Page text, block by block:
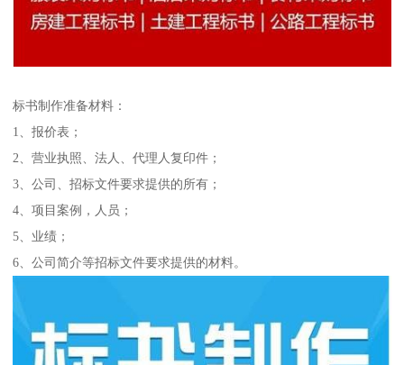
标书制作准备材料：
1、报价表；
2、营业执照、法人、代理人复印件；
3、公司、招标文件要求提供的所有；
4、项目案例，人员；
5、业绩；
6、公司简介等招标文件要求提供的材料。